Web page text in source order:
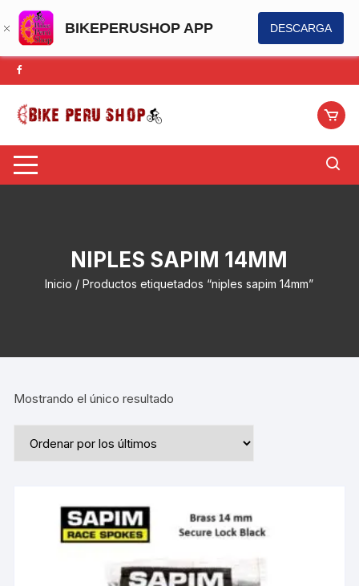
BIKEPERUSHOP APP DESCARGA
Saltar
al
contenido
NIPLES SAPIM 14MM
Inicio / Productos etiquetados “niples sapim 14mm”
Mostrando el único resultado